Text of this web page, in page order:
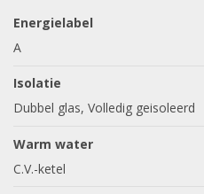
Interesse? Kom kijken en laat u
Energielabel
A
Isolatie
Dubbel glas, Volledig geisoleerd
Warm water
C.V.-ketel